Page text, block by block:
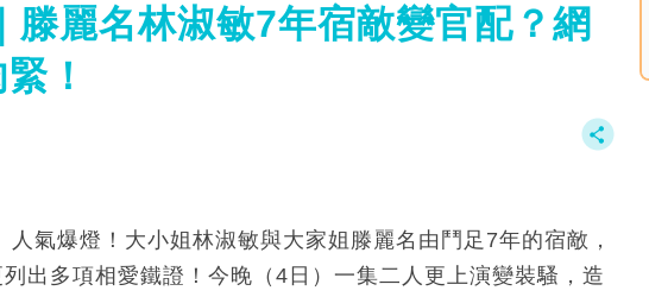
滕麗名林淑敏7年宿敵變官配？網
！
人氣爆燈！大小姐林淑敏與大家姐滕麗名由鬥足7年的宿敵，
出多項相愛鐵證！今晚（4日）一集二人更上演變裝騷，造